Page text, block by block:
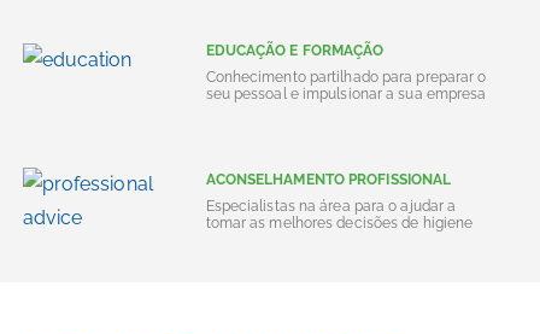
EDUCAÇÃO E FORMAÇÃO
Conhecimento partilhado para preparar o
seu pessoal e impulsionar a sua empresa
ACONSELHAMENTO PROFISSIONAL
Especialistas na área para o ajudar a
tomar as melhores decisões de higiene